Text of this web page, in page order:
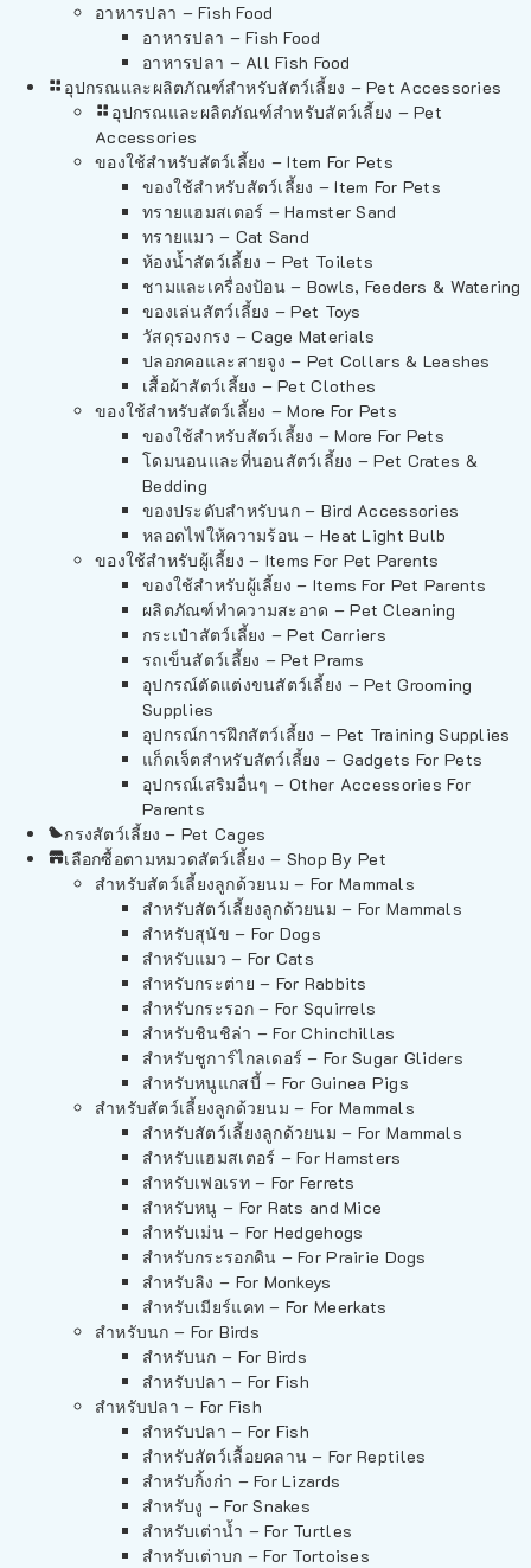
อาหารปลา – Fish Food
อาหารปลา – Fish Food
อาหารปลา – All Fish Food
อุปกรณและผลิตภัณฑ์สำหรับสัตว์เลี้ยง – Pet Accessories
อุปกรณและผลิตภัณฑ์สำหรับสัตว์เลี้ยง – Pet
Accessories
ของใช้สำหรับสัตว์เลี้ยง – Item For Pets
ของใช้สำหรับสัตว์เลี้ยง – Item For Pets
ทรายแฮมสเตอร์ – Hamster Sand
ทรายแมว – Cat Sand
ห้องน้ำสัตว์เลี้ยง – Pet Toilets
ชามและเครื่องป้อน – Bowls, Feeders & Watering
ของเล่นสัตว์เลี้ยง – Pet Toys
วัสดุรองกรง – Cage Materials
ปลอกคอและสายจูง – Pet Collars & Leashes
เสื้อผ้าสัตว์เลี้ยง – Pet Clothes
ของใช้สำหรับสัตว์เลี้ยง – More For Pets
ของใช้สำหรับสัตว์เลี้ยง – More For Pets
โดมนอนและที่นอนสัตว์เลี้ยง – Pet Crates &
Bedding
ของประดับสำหรับนก – Bird Accessories
หลอดไฟให้ความร้อน – Heat Light Bulb
ของใช้สำหรับผู้เลี้ยง – Items For Pet Parents
ของใช้สำหรับผู้เลี้ยง – Items For Pet Parents
ผลิตภัณฑ์ทำความสะอาด – Pet Cleaning
กระเป๋าสัตว์เลี้ยง – Pet Carriers
รถเข็นสัตว์เลี้ยง – Pet Prams
อุปกรณ์ตัดแต่งขนสัตว์เลี้ยง – Pet Grooming
Supplies
อุปกรณ์การฝึกสัตว์เลี้ยง – Pet Training Supplies
แก็ดเจ็ตสำหรับสัตว์เลี้ยง – Gadgets For Pets
อุปกรณ์เสริมอื่นๆ – Other Accessories For
Parents
กรงสัตว์เลี้ยง – Pet Cages
เลือกซื้อตามหมวดสัตว์เลี้ยง – Shop By Pet
สำหรับสัตว์เลี้ยงลูกด้วยนม – For Mammals
สำหรับสัตว์เลี้ยงลูกด้วยนม – For Mammals
สำหรับสุนัข – For Dogs
สำหรับแมว – For Cats
สำหรับกระต่าย – For Rabbits
สำหรับกระรอก – For Squirrels
สำหรับชินชิล่า – For Chinchillas
สำหรับชูการ์ไกลเดอร์ – For Sugar Gliders
สำหรับหนูแกสบี้ – For Guinea Pigs
สำหรับสัตว์เลี้ยงลูกด้วยนม – For Mammals
สำหรับสัตว์เลี้ยงลูกด้วยนม – For Mammals
สำหรับแฮมสเตอร์ – For Hamsters
สำหรับเฟอเรท – For Ferrets
สำหรับหนู – For Rats and Mice
สำหรับเม่น – For Hedgehogs
สำหรับกระรอกดิน – For Prairie Dogs
สำหรับลิง – For Monkeys
สำหรับเมียร์แคท – For Meerkats
สำหรับนก – For Birds
สำหรับนก – For Birds
สำหรับปลา – For Fish
สำหรับปลา – For Fish
สำหรับปลา – For Fish
สำหรับสัตว์เลื้อยคลาน – For Reptiles
สำหรับกิ้งก่า – For Lizards
สำหรับงู – For Snakes
สำหรับเต่าน้ำ – For Turtles
สำหรับเต่าบก – For Tortoises